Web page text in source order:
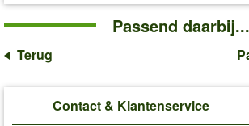
Passend daarbij...
Terug
Contact & Klantenservice